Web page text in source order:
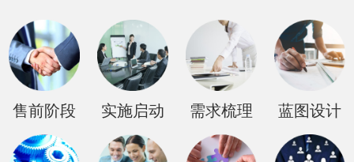
售前阶段 实施启动 需求梳理 蓝图设计